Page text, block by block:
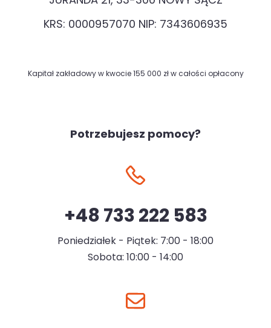
KRS: 0000957070 NIP: 7343606935
Kapitał zakładowy w kwocie 155 000 zł w całości opłacony
Potrzebujesz pomocy?
+48 733 222 583
Poniedziałek - Piątek: 7:00 - 18:00
Sobota: 10:00 - 14:00